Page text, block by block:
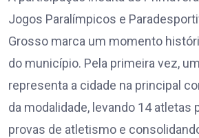
Jogos Paralímpicos e
Grosso marca um momento
do município. Pela primeira vez,
representa a cidade na principal
da modalidade, levando 14 atletas
provas de atletismo e